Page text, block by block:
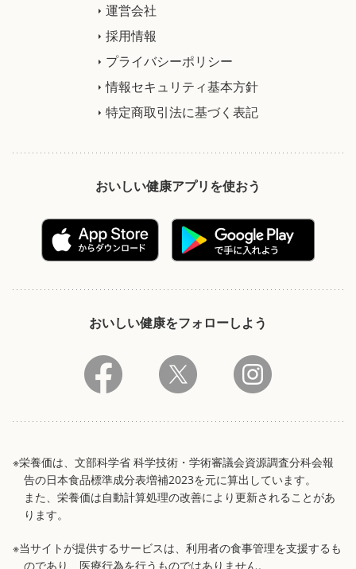
運営会社
採用情報
プライバシーポリシー
情報セキュリティ基本方針
特定商取引法に基づく表記
おいしい健康アプリを使おう
おいしい健康をフォローしよう
※栄養価は、文部科学省 科学技術・学術審議会資源調査分科会報
告の日本食品標準成分表増補2023を元に算出しています。
また、栄養価は自動計算処理の改善により更新されることがあ
ります。
※当サイトが提供するサービスは、利用者の食事管理を支援するも
のであり、医療行為を行うものではありません。